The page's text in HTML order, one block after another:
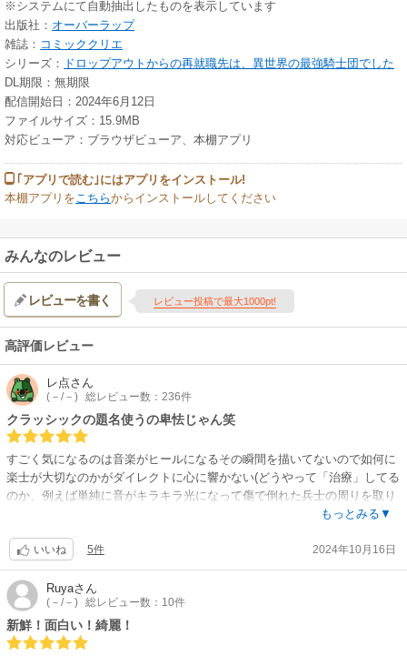
※システムにて自動抽出したものを表示しています
出版社： オーバーラップ
雑誌： コミッククリエ
シリーズ： ドロップアウトからの再就職先は、異世界の最強騎士団でした
DL期限：無期限
配信開始日：2024年6月12日
ファイルサイズ：15.9MB
対応ビューア：ブラウザビューア、本棚アプリ
｢アプリで読む｣にはアプリをインストール!
本棚アプリを こちらからインストールしてください
みんなのレビュー
レビューを書く レビュー投稿で最大1000pt!
高評価レビュー
レ点さん
(－/－) 総レビュー数：236件
クラッシックの題名使うの卑怯じゃん笑
すごく気になるのは音楽がヒールになるその瞬間を描いてないので如何に
楽士が大切なのかがダイレクトに心に響かない(どうやって「治療」してる
のか、例えば単純に音がキラキラ光になって傷で倒れた兵士の周りを取り
囲む的な描写あって欲しい)そういうコマが必要じゃない？と思うのは自分
さに頼りきってる。画力の高い漫画家さんと思ってるので何とかならない
のだろうか。あと女性の髪型、主人公もモブもふた昔前の髪型でそれも漫
画家さんの個性なんだろうけど気分が下がる(個人の見解)。でも話は面白
い。
もっとみる▼
いいね 5件 2024年10月16日
Ruyaさん
(－/－) 総レビュー数：10件
新鮮！面白い！綺麗！